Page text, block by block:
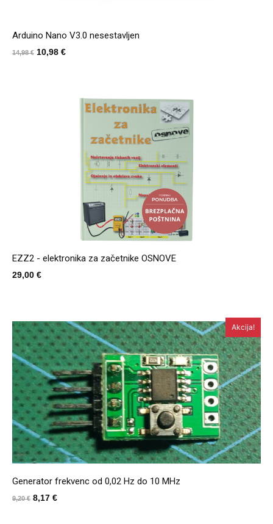
Arduino Nano V3.0 nesestavljen
14,98€ Izvirna
10,98 €Trenutna
EZZ2 - elektronika za začetnike OSNOVE
29,00 €
Akcija!
Generator frekvenc od 0,02 Hz do 10 MHz
9,20€ Izvirna
8,17 €Trenutna